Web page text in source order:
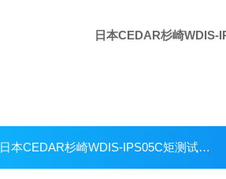
日本CEDAR杉崎WDIS-
日本CEDAR杉崎WDIS-IPS05C矩测试仪智能输出